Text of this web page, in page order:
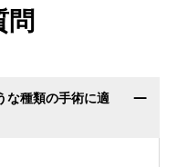
問
な種類の手術に適